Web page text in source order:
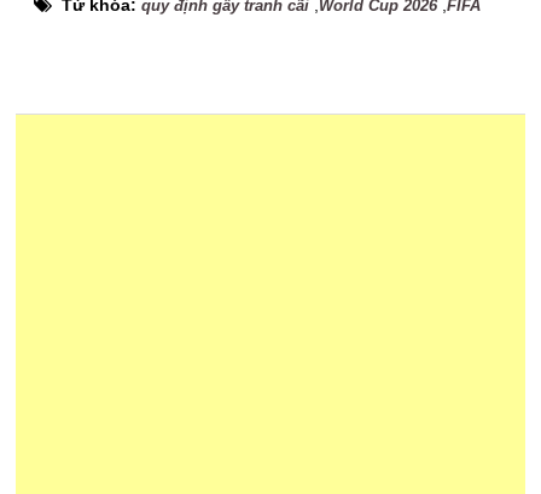
Từ khóa:quy định gây tranh cãi World Cup 2026,FIFA